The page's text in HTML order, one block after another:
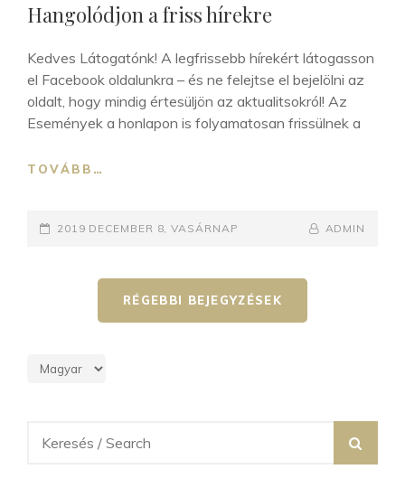
Hangolódjon a friss hírekre
Kedves Látogatónk! A legfrissebb hírekért látogasson
el Facebook oldalunkra – és ne felejtse el bejelölni az
oldalt, hogy mindig értesüljön az aktualitsokról! Az
Események a honlapon is folyamatosan frissülnek a
TOVÁBB…
HÍREKRE
POSTED-
2019 DECEMBER 8, VASÁRNAP
BY
BYLINE
ADMIN
Bejegyzés
RÉGEBBI BEJEGYZÉSEK
for: